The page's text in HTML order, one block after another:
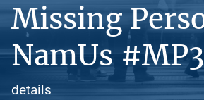
Missing
NamUs
details